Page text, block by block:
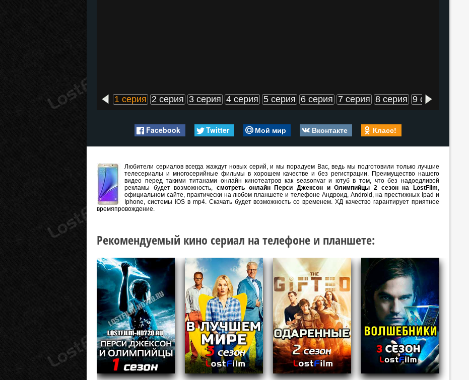
1 серия 2 серия 3 серия 4 серия 5 серия 6 серия 7 серия 8 серия 9 серия
Facebook Twitter Мой мир Вконтакте Класс!
Любители сериалов всегда жаждут новых серий, и мы порадуем Вас, ведь мы подготовили только лучшие
телесериалы и многосерийные фильмы в хорошем качестве и без регистрации. Преимущество нашего
видео перед такими титанами онлайн кинотеатров как seasonvar и ютуб в том, что без надоедливой
рекламы будет возможность, смотреть онлайн Перси Джексон и Олимпийцы 2 сезон на LostFilm,
официальном сайте, практически на любом планшете и телефоне Андроид, Android, на престижных Ipad и
Iphone, системы IOS в mp4. Скачать будет возможность со временем. ХД качество гарантирует приятное
времяпровождение.
Рекомендуемый кино сериал на телефоне и планшете: